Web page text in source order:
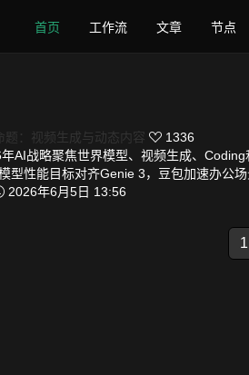
首页 工作流 文章 节点
题：视频生成与动态内容
1336
AI战略聚焦世界模型、视频生成、
型性能目标对齐Genie 3，豆包加速办公
2026年6月5日 13:56
1